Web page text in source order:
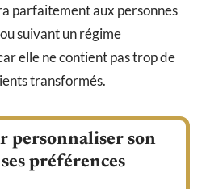
parfaitement aux personnes
suivant un régime
elle ne contient pas trop de
transformés.
personnaliser son
préférences